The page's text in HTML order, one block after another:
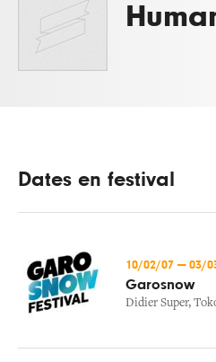
Dates en festival
10/02/07 — 03/
Garosnow
Didier Super,